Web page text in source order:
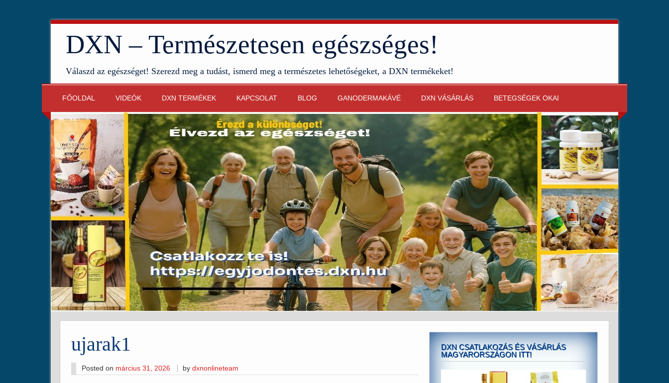
DXN – Természetesen egészséges!
Válaszd az egészséget! Szerezd meg a tudást, ismerd meg a természetes lehetőségeket, a DXN termékeket!
FŐOLDAL VIDEÓK DXN TERMÉKEK KAPCSOLAT BLOG GANODERMAKÁVÉ DXN VÁSÁRLÁS BETEGSÉGEK OKAI
ujarak1
Posted on március 31, 2026 bydxnonlineteam
DXN CSATLAKOZÁS ÉS VÁSÁRLÁS
MAGYARORSZÁGON ITT!